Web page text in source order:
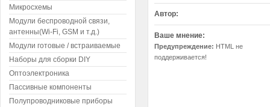
Автор:
Ваше мнение:
Предупреждение: HTML не
поддерживается!
Микросхемы
Модули беспроводной связи,
антенны(Wi-Fi, GSM и т.д.)
Модули готовые / встраиваемые
Наборы для сборки DIY
Оптоэлектроника
Пассивные компоненты
Полупроводниковые приборы